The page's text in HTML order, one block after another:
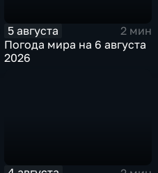
5 августа
2 мин
Погода мира на 6 августа
2026